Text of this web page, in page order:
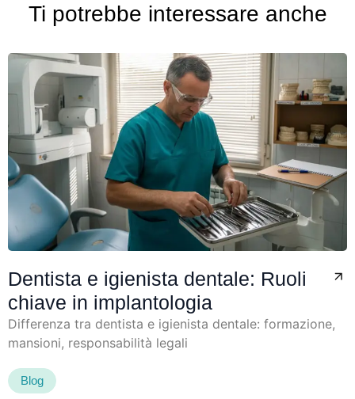
Ti potrebbe interessare anche
Dentista e igienista dentale: Ruoli
chiave in implantologia
Differenza tra dentista e igienista dentale: formazione,
mansioni, responsabilità legali
Blog